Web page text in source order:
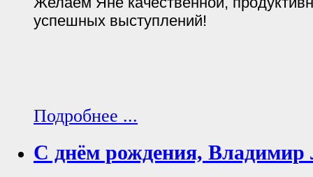
успешных выступлений!
Подробнее ...
С днём рождения, Владимир